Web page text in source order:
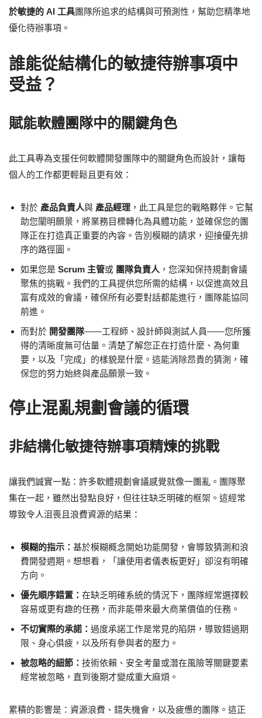
於敏捷的 AI 工具團隊所追求的結構與可預測性，幫助您精準地
優化待辦事項。
誰能從結構化的敏捷待辦事項中
受益？
賦能軟體團隊中的關鍵角色
此工具專為支援任何軟體開發團隊中的關鍵角色而設計，讓每
個人的工作都更輕鬆且更有效：
對於 產品負責人與 產品經理 ，此工具是您的戰略夥伴。它幫
助您闡明願景，將業務目標轉化為具體功能，並確保您的團
隊正在打造真正重要的內容。告別模糊的請求，迎接優先排
序的路徑圖。
如果您是 Scrum 主管或 團隊負責人 ，您深知保持規劃會議
聚焦的挑戰。我們的工具提供您所需的結構，以促進高效且
富有成效的會議，確保所有必要對話都能進行，團隊能協同
前進。
而對於 開發團隊——工程師、設計師與測試人員——您所獲
得的清晰度無可估量。清楚了解您正在打造什麼、為何重
要，以及「完成」的樣貌是什麼。這能消除昂貴的猜測，確
保您的努力始終與產品願景一致。
停止混亂規劃會議的循環
非結構化敏捷待辦事項精煉的挑戰
讓我們誠實一點：許多軟體規劃會議感覺就像一團亂。團隊聚
集在一起，雖然出發點良好，但往往缺乏明確的框架。這經常
導致令人沮喪且浪費資源的結果：
模糊的指示： 基於模糊概念開始功能開發，會導致猜測和浪
費開發週期。想想看，「讓使用者儀表板更好」卻沒有明確
方向。
優先順序錯置： 在缺乏明確系統的情況下，團隊經常選擇較
容易或更有趣的任務，而非能帶來最大商業價值的任務。
不切實際的承諾： 過度承諾工作是常見的陷阱，導致錯過期
限、身心俱疲，以及所有參與者的壓力。
被忽略的細節： 技術依賴、安全考量或潛在風險等關鍵要素
經常被忽略，直到後期才變成重大麻煩。
累積的影響是：資源浪費、錯失機會，以及疲憊的團隊。這正